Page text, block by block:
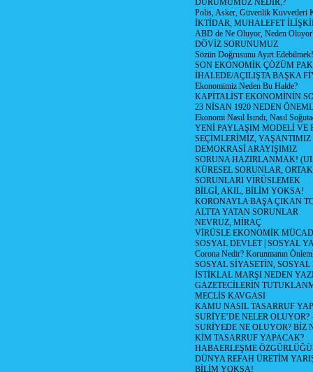
DURUMUMUZ NEDİR,?
Polis, Asker, Güvenlik Kuvvetleri
İKTİDAR, MUHALEFET
ABD de Ne Oluyor, Neden
DÖVİZ SORUNUMUZ
Sözün Doğrusunu Ayırt Edebilmek!
SON EKONOMİK ÇÖZÜM
İHALEDE/AÇILIŞTA BAŞKA
Ekonomimiz Neden Bu Halde?
KAPİTALİST EKONOMİNİN
23 NİSAN 1920 NEDEN
Ekonomi Nasıl Isındı, Nasıl
YENİ PAYLAŞIM MODELİ VE
SEÇİMLERİMİZ, YAŞANTIMIZ
DEMOKRASİ ARAYIŞIMIZ
SORUNA HAZIRLANMAK!
KÜRESEL SORUNLAR,
SORUNLARI VİRÜSLEMEK
BİLGİ, AKIL, BİLİM YOKSA!
KORONAYLA BAŞA ÇIKAN
ALTTA YATAN SORUNLAR
NEVRUZ, MİRAÇ
VİRÜSLE EKONOMİK
SOSYAL DEVLET | SOSYAL
Corona Nedir? Korunmanın
SOSYAL SİYASETİN,
İSTİKLAL MARŞI NEDEN
GAZETECİLERİN
MECLİS KAVGASI
KAMU NASIL TASARRUF
SURİYE’DE NELER OLUYOR?
SURİYEDE NE OLUYOR? BİZ
KİM TASARRUF YAPACAK?
HABAERLEŞME
DÜNYA REFAH ÜRETİM
BİLİM YOKSA!